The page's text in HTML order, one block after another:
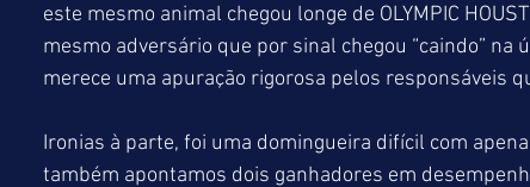
este mesmo animal chegou longe de OLYMPIC
mesmo adversário que por sinal chegou “caindo” na
merece uma apuração rigorosa pelos responsáveis
Ironias à parte, foi uma domingueira difícil com
também apontamos dois ganhadores em